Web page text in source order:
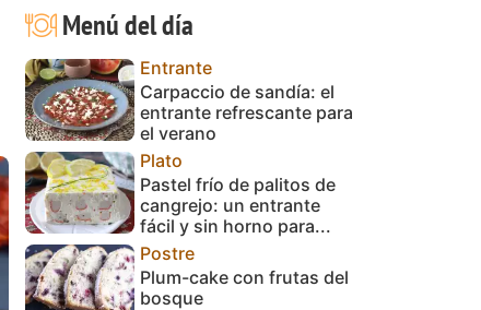
Menú del día
Entrante
Carpaccio de sandía: el
entrante refrescante para
el verano
Plato
Pastel frío de palitos de
cangrejo: un entrante
fácil y sin horno para...
Postre
Plum-cake con frutas del
bosque